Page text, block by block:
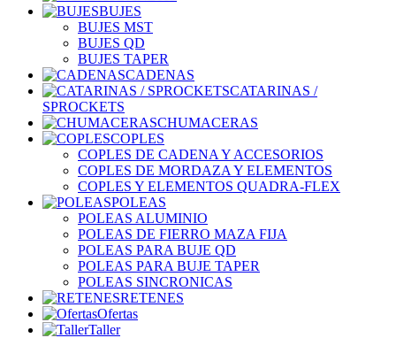
BUJES
BUJES MST
BUJES QD
BUJES TAPER
CADENAS
CATARINAS /
SPROCKETS
CHUMACERAS
COPLES
COPLES DE CADENA Y ACCESORIOS
COPLES DE MORDAZA Y ELEMENTOS
COPLES Y ELEMENTOS QUADRA-FLEX
POLEAS
POLEAS ALUMINIO
POLEAS DE FIERRO MAZA FIJA
POLEAS PARA BUJE QD
POLEAS PARA BUJE TAPER
POLEAS SINCRONICAS
RETENES
Ofertas
Taller